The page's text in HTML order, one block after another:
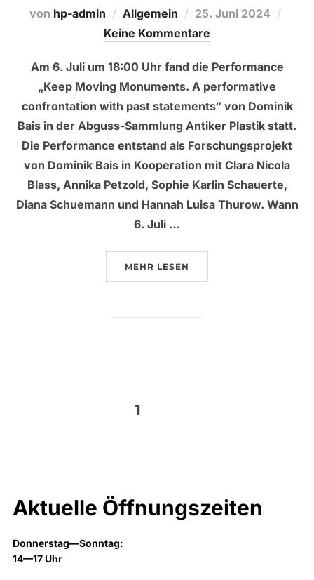
von hp-admin Allgemein
Veröffentlicht
am
25. Juni 2024
Keine Kommentare
Am 6. Juli um 18:00 Uhr fand die Performance
„Keep Moving Monuments. A performative
confrontation with past statements“ von Dominik
Bais in der Abguss-Sammlung Antiker Plastik statt.
Die Performance entstand als Forschungsprojekt
von Dominik Bais in Kooperation mit Clara Nicola
Blass, Annika Petzold, Sophie Karlin Schauerte,
Diana Schuemann und Hannah Luisa Thurow. Wann
6. Juli …
MEHR ÜBER „VERANSTALTUNG:
LESEN
Beitragsnavigation
1
Aktuelle Öffnungszeiten
Donnerstag—Sonntag:
14—17 Uhr